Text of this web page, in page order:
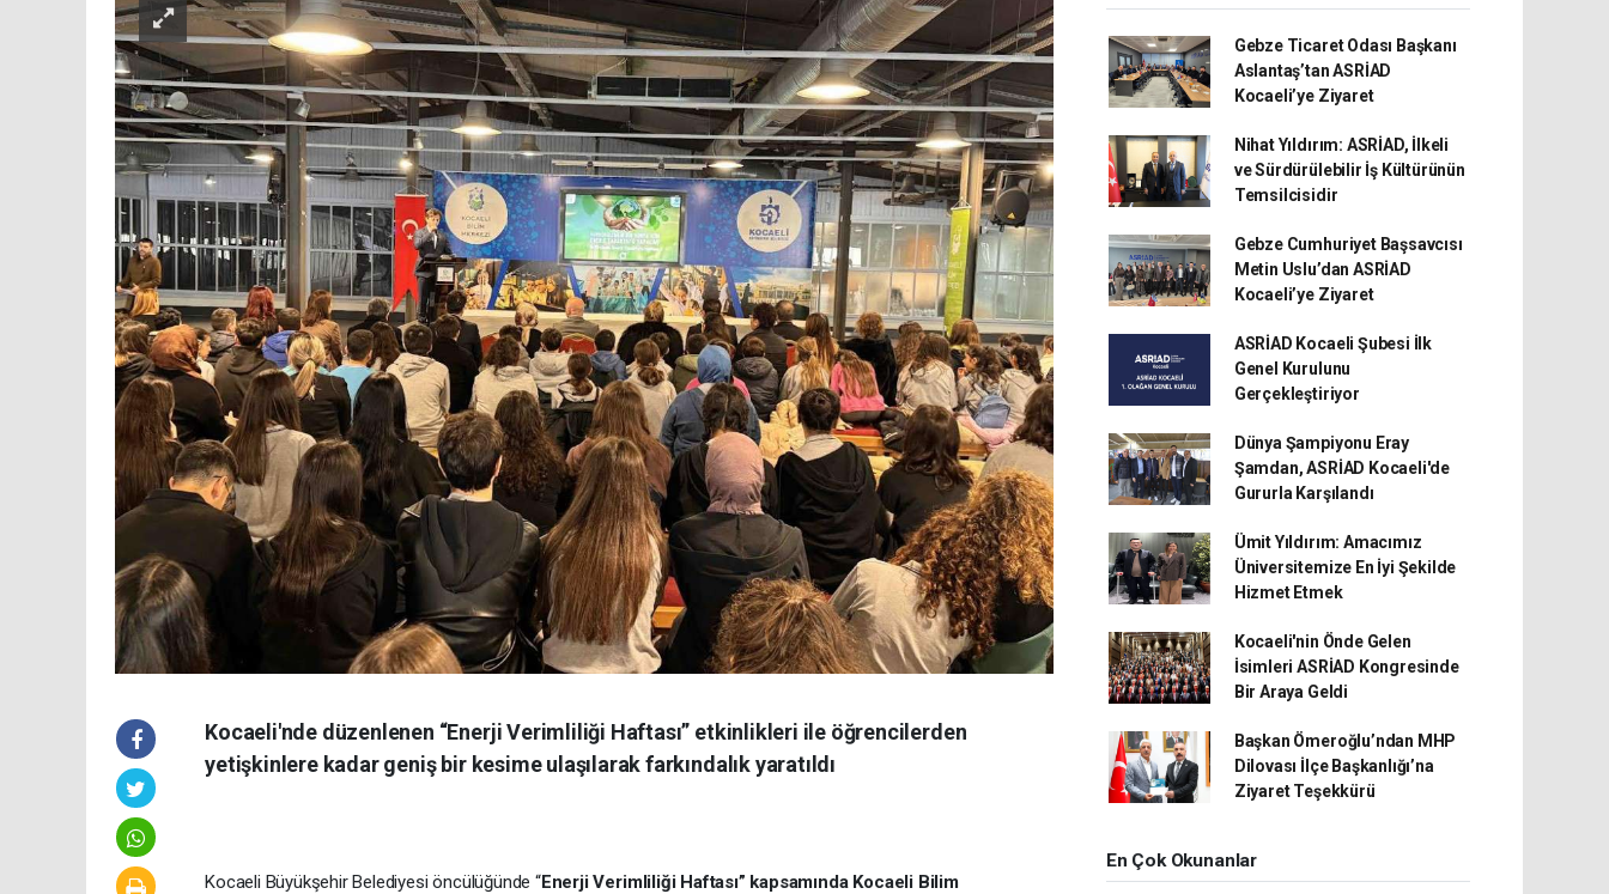
Kocaeli'nde düzenlenen “Enerji Verimliliği Haftası” etkinlikleri ile öğrencilerden
yetişkinlere kadar geniş bir kesime ulaşılarak farkındalık yaratıldı
Kocaeli Büyükşehir Belediyesi öncülüğünde “Enerji Verimliliği Haftası” kapsamında Kocaeli Bilim
Gebze Ticaret Odası Başkanı
Aslantaş’tan ASRİAD
Kocaeli’ye Ziyaret
Nihat Yıldırım: ASRİAD, İlkeli
ve Sürdürülebilir İş Kültürünün
Temsilcisidir
Gebze Cumhuriyet Başsavcısı
Metin Uslu’dan ASRİAD
Kocaeli’ye Ziyaret
ASRİAD Kocaeli Şubesi İlk
Genel Kurulunu
Gerçekleştiriyor
Dünya Şampiyonu Eray
Şamdan, ASRİAD Kocaeli'de
Gururla Karşılandı
Ümit Yıldırım: Amacımız
Üniversitemize En İyi Şekilde
Hizmet Etmek
Kocaeli'nin Önde Gelen
İsimleri ASRİAD Kongresinde
Bir Araya Geldi
Başkan Ömeroğlu’ndan MHP
Dilovası İlçe Başkanlığı’na
Ziyaret Teşekkürü
En Çok Okunanlar